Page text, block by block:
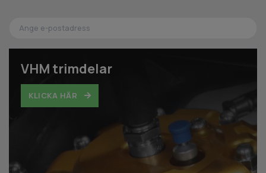
VHM trimdelar
KLICKA HÄR